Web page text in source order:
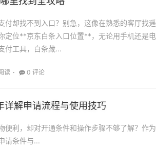
付却找不到入口？别急，这像在熟悉的客厅找遥
位**京东白条入口位置**，无论用手机还是电
付工具，白条藏...
读 0 评论
解申请流程与使用技巧
便利，却对开通条件和操作步骤不够了解？作为
请条件与...